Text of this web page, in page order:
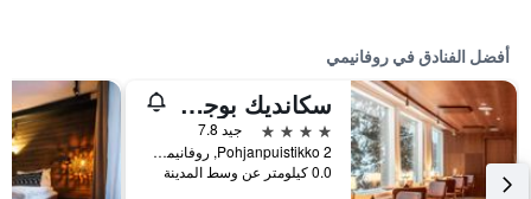
أفضل الفنادق في روفانيمي
سكانديك بوجانهوفي
4 نجوم
جيد 7.8
Pohjanpuistikko 2, روفانيمي, مقاطعة لابي, فنلندا
0.0 كيلومتر عن وسط المدينة